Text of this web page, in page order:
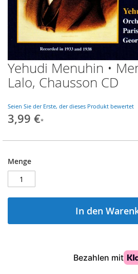
Zum
Anfang
der
springen
Yehudi Menuhin •
Lalo, Chausson CD
Seien Sie der Erste, der dieses Produkt bewertet
3,99 €
Menge
In den